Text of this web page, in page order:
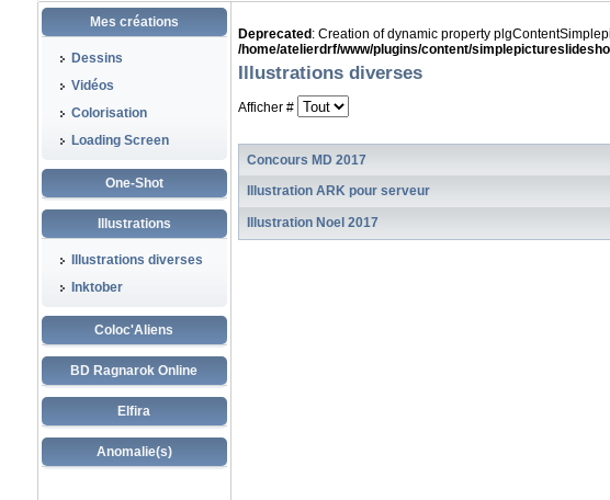
Mes créations
Dessins
Vidéos
Colorisation
Loading Screen
One-Shot
Illustrations
Illustrations diverses
Inktober
Coloc'Aliens
BD Ragnarok Online
Elfira
Anomalie(s)
Deprecated : Creation of dynamic property
/home/atelierdrf/www/plugins/content/
Illustrations diverses
Afficher #
Concours MD 2017
Illustration ARK pour serveur
Illustration Noel 2017